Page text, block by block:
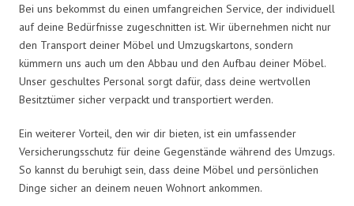
Bei uns bekommst du einen umfangreichen Service, der individuell
auf deine Bedürfnisse zugeschnitten ist. Wir übernehmen nicht nur
den Transport deiner Möbel und Umzugskartons, sondern
kümmern uns auch um den Abbau und den Aufbau deiner Möbel.
Unser geschultes Personal sorgt dafür, dass deine wertvollen
Besitztümer sicher verpackt und transportiert werden.
Ein weiterer Vorteil, den wir dir bieten, ist ein umfassender
Versicherungsschutz für deine Gegenstände während des Umzugs.
So kannst du beruhigt sein, dass deine Möbel und persönlichen
Dinge sicher an deinem neuen Wohnort ankommen.